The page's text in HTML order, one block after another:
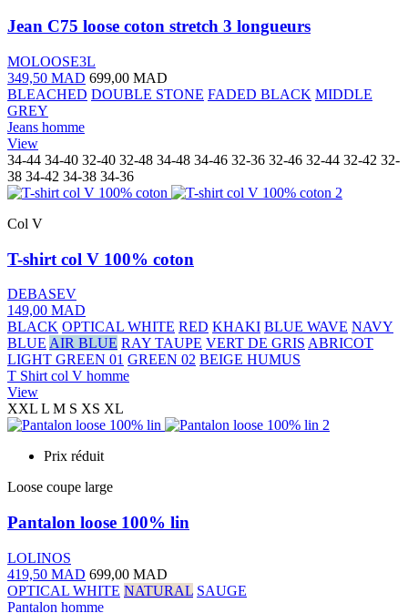
Jean C75 loose coton stretch 3 longueurs
MOLOOSE3L
349,50 MAD 699,00 MAD
BLEACHED DOUBLE STONE FADED BLACK MIDDLE
GREY
Jeans homme
View
34-44 34-40 32-40 32-48 34-48 34-46 32-36 32-46 32-44 32-42 32-
38 34-42 34-38 34-36
Col V
T-shirt col V 100% coton
DEBASEV
149,00 MAD
BLACK OPTICAL WHITE RED KHAKI BLUE WAVE NAVY
BLUE AIR BLUE RAY TAUPE VERT DE GRIS ABRICOT
LIGHT GREEN 01 GREEN 02 BEIGE HUMUS
T Shirt col V homme
View
XXL L M S XS XL
Prix réduit
Loose coupe large
Pantalon loose 100% lin
LOLINOS
419,50 MAD 699,00 MAD
OPTICAL WHITE NATURAL SAUGE
Pantalon homme